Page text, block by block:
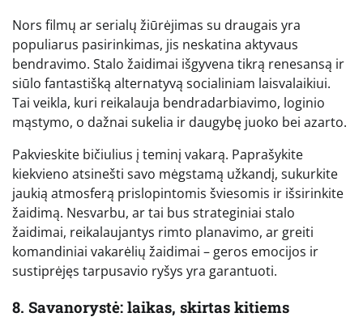
Nors filmų ar serialų žiūrėjimas su draugais yra
populiarus pasirinkimas, jis neskatina aktyvaus
bendravimo. Stalo žaidimai išgyvena tikrą renesansą ir
siūlo fantastišką alternatyvą socialiniam laisvalaikiui.
Tai veikla, kuri reikalauja bendradarbiavimo, loginio
mąstymo, o dažnai sukelia ir daugybę juoko bei azarto.
Pakvieskite bičiulius į teminį vakarą. Paprašykite
kiekvieno atsinešti savo mėgstamą užkandį, sukurkite
jaukią atmosferą prislopintomis šviesomis ir išsirinkite
žaidimą. Nesvarbu, ar tai bus strateginiai stalo
žaidimai, reikalaujantys rimto planavimo, ar greiti
komandiniai vakarėlių žaidimai – geros emocijos ir
sustiprėjęs tarpusavio ryšys yra garantuoti.
8. Savanorystė: laikas, skirtas kitiems